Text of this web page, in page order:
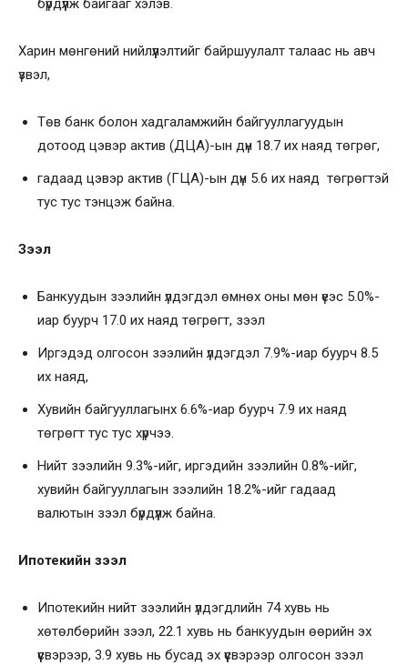
бүрдүүлж байгааг хэлэв.
Харин мөнгөний нийлүүлэлтийг байршуулалт талаас нь авч
үзвэл,
Төв банк болон хадгаламжийн байгууллагуудын
дотоод цэвэр актив (ДЦА)-ын дүн 18.7 их наяд төгрөг,
гадаад цэвэр актив (ГЦА)-ын дүн 5.6 их наяд төгрөгтэй
тус тус тэнцэж байна.
Зээл
Банкуудын зээлийн үлдэгдэл өмнөх оны мөн үеэс 5.0%-
иар буурч 17.0 их наяд төгрөгт, зээл
Иргэдэд олгосон зээлийн үлдэгдэл 7.9%-иар буурч 8.5
их наяд,
Хувийн байгууллагынх 6.6%-иар буурч 7.9 их наяд
төгрөгт тус тус хүрчээ.
Нийт зээлийн 9.3%-ийг, иргэдийн зээлийн 0.8%-ийг,
хувийн байгууллагын зээлийн 18.2%-ийг гадаад
валютын зээл бүрдүүлж байна.
Ипотекийн зээл
Ипотекийн нийт зээлийн үлдэгдлийн 74 хувь нь
хөтөлбөрийн зээл, 22.1 хувь нь банкуудын өөрийн эх
үүсвэрээр, 3.9 хувь нь бусад эх үүсвэрээр олгосон зээл